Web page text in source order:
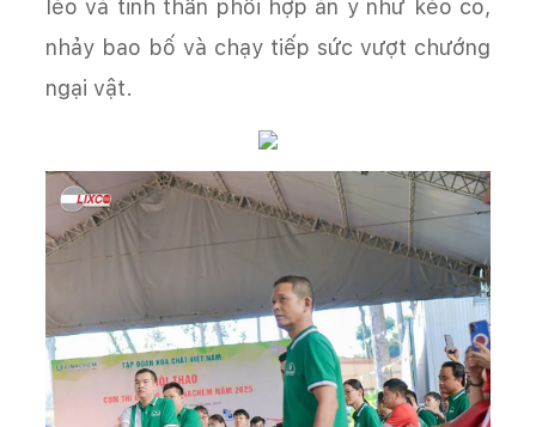
léo và tinh thần phối hợp ăn ý như kéo co,
nhảy bao bố và chạy tiếp sức vượt chướng
ngại vật.